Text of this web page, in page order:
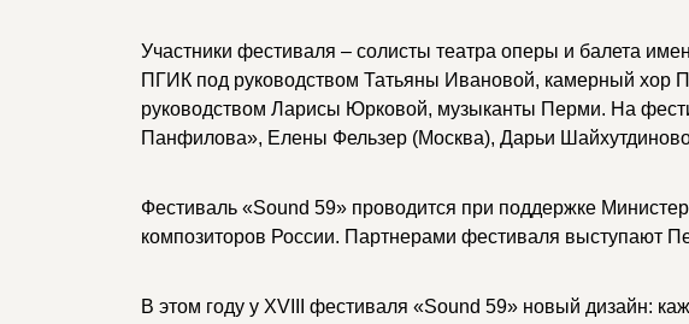
Участники фестиваля – солисты театра оперы и балета
ПГИК под руководством Татьяны Ивановой, камерный хор
руководством Ларисы Юрковой, музыканты Перми. На
Панфилова», Елены Фельзер (Москва), Дарьи
Фестиваль «Sound 59» проводится при поддержке
композиторов России. Партнерами фестиваля выступают
В этом году у XVIII фестиваля «Sound 59» новый дизайн: